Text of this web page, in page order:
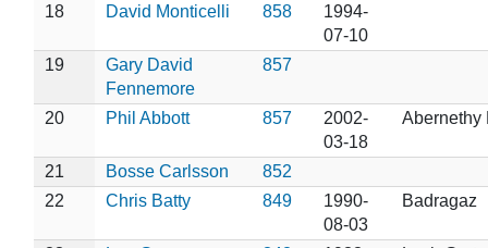
18
David Monticelli 858
1994-
07-10
19
Gary David
Fennemore
857
20 Phil Abbott 857
2002-
03-18
Abernethy
21 Bosse Carlsson
852
22
Chris Batty 849
1990-
08-03
Badragaz